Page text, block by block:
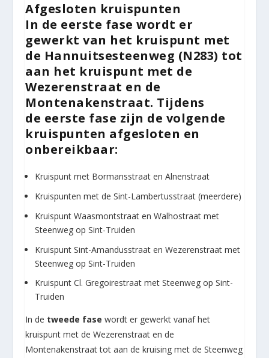
Afgesloten kruispunten
In de eerste fase wordt er
gewerkt van het kruispunt met
de Hannuitsesteenweg (N283) tot
aan het kruispunt met de
Wezerenstraat en de
Montenakenstraat. Tijdens
de eerste fase zijn de volgende
kruispunten afgesloten en
onbereikbaar:
Kruispunt met Bormansstraat en Alnenstraat
Kruispunten met de Sint-Lambertusstraat (meerdere)
Kruispunt Waasmontstraat en Walhostraat met
Steenweg op Sint-Truiden
Kruispunt Sint-Amandusstraat en Wezerenstraat met
Steenweg op Sint-Truiden
Kruispunt Cl. Gregoirestraat met Steenweg op Sint-
Truiden
In de tweede fase wordt er gewerkt vanaf het
kruispunt met de Wezerenstraat en de
Montenakenstraat tot aan de kruising met de Steenweg